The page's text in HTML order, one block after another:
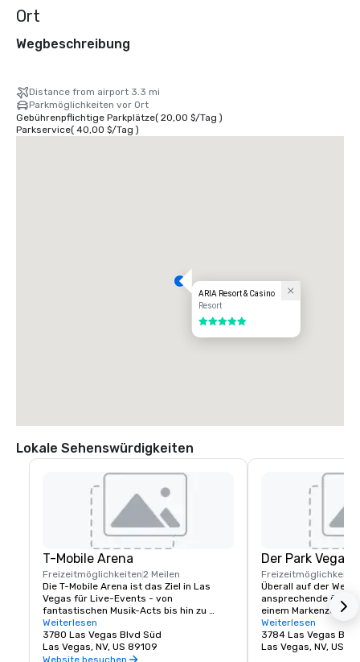
Ort
Wegbeschreibung
Distance from airport 3.3 mi
Parkmöglichkeiten vor Ort
Gebührenpflichtige Parkplätze( 20,00 $/Tag )
Parkservice( 40,00 $/Tag )
ARIA Resort & Casino
Resort
5 von 5
Lokale Sehenswürdigkeiten
T-Mobile Arena
Freizeitmöglichkeiten2 Meilen
Die T-Mobile Arena ist das Ziel in Las
Vegas für Live-Events - von
fantastischen Musik-Acts bis hin zu
spannenden Sportveranstaltungen - sie
setzt einen neuen Standard dafür, was
Unterhaltung in der Stadt bedeutet, die
sie am besten kann. Die T-Mobile Arena
Weiterlesen
3780 Las Vegas Blvd Süd
Las Vegas, NV, US 89109
Website besuchen
Der Park Vegas
Freizeitmöglichkeiten
Überall auf der Welt
ansprechende
einem
Städte geworden,
keine Ausnahme.
traditionelle
Weiterlesen
3784 Las Vegas
Las Vegas, NV, US